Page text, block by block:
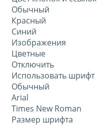
Обычный
Красный
Синий
Изображения
Цветные
Отключить
Использовать шрифт
Обычный
Arial
Times New Roman
Размер шрифта